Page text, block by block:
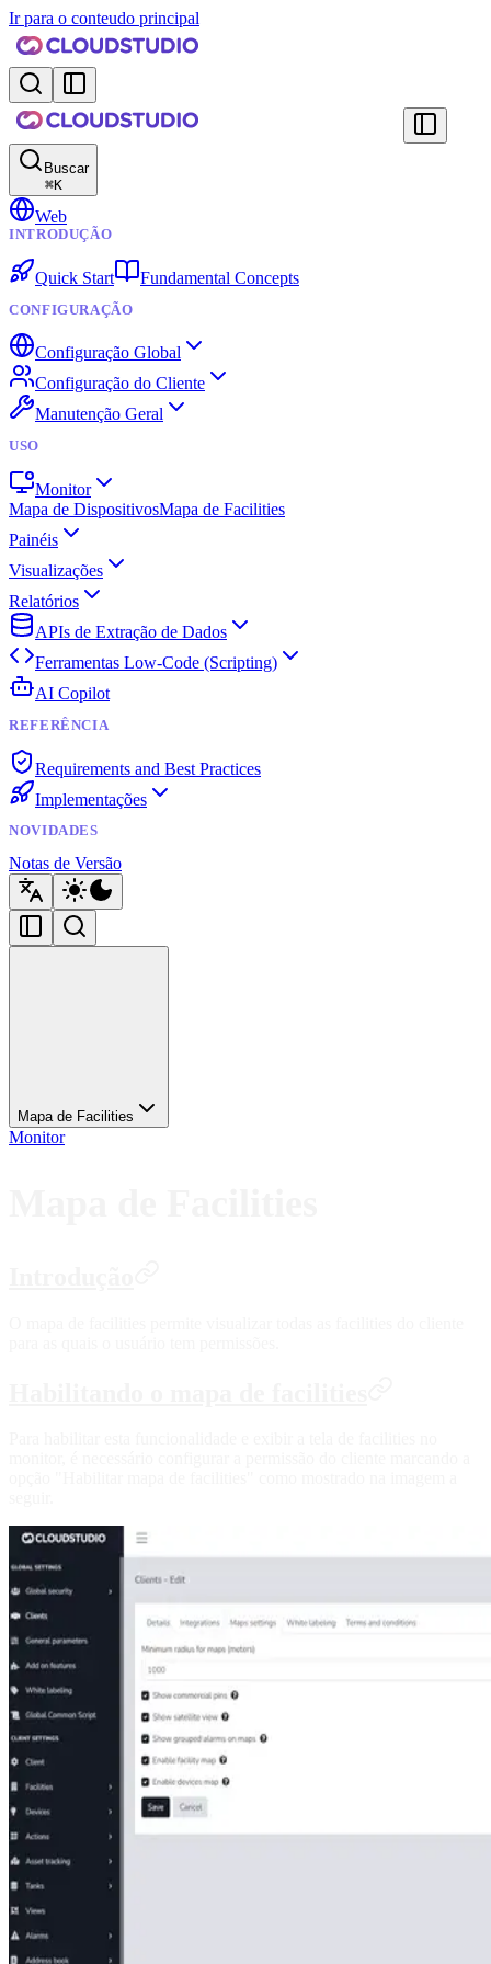
Ir para o conteudo principal
Buscar
⌘K
Web
INTRODUÇÃO
Quick Start Fundamental Concepts
CONFIGURAÇÃO
Configuração Global
Configuração do Cliente
Manutenção Geral
USO
Monitor
Mapa de DispositivosMapa de Facilities
Painéis
Visualizações
Relatórios
APIs de Extração de Dados
Ferramentas Low-Code (Scripting)
AI Copilot
REFERÊNCIA
Requirements and Best Practices
Implementações
NOVIDADES
Notas de Versão
Mapa de Facilities
Monitor